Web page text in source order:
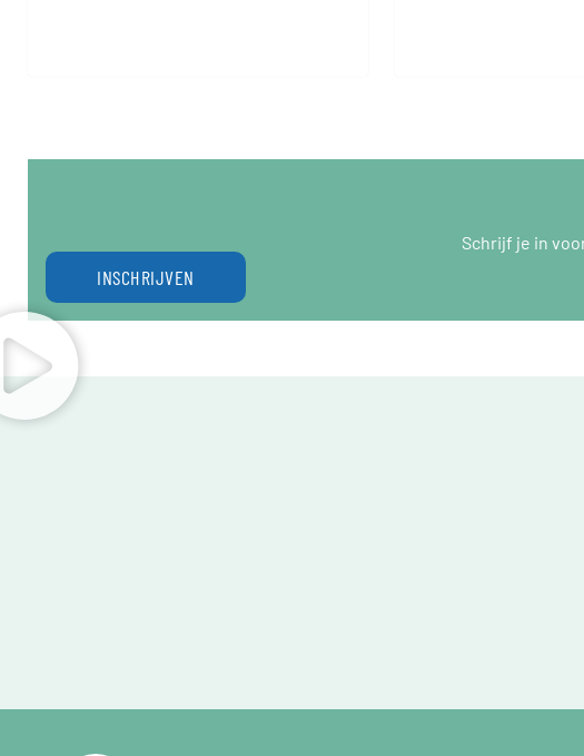
Schrijf je in
INSCHRIJVEN